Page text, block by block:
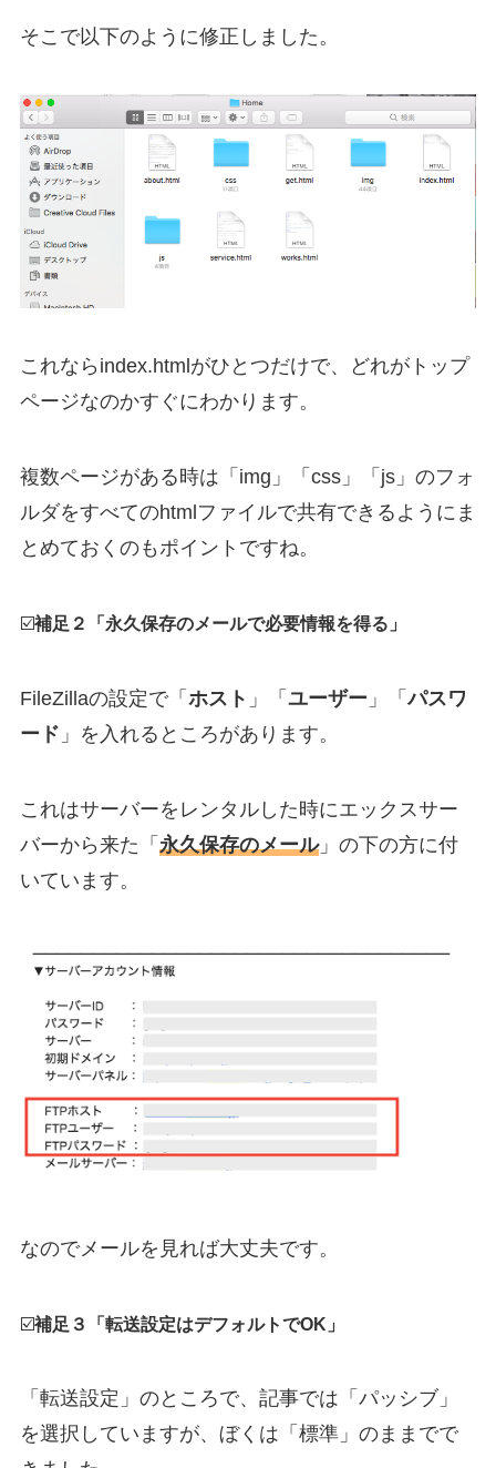
そこで以下のように修正しました。
これならindex.htmlがひとつだけで、どれがトップ
ページなのかすぐにわかります。
複数ページがある時は「img」「css」「js」のフォ
ルダをすべてのhtmlファイルで共有できるようにま
とめておくのもポイントですね。
☑️補足２「永久保存のメールで必要情報を得る」
FileZillaの設定で「 ホスト 」「 ユーザー 」「パスワ
ード 」を入れるところがあります。
これはサーバーをレンタルした時にエックスサー
バーから来た「 永久保存のメール」の下の方に付
いています。
なのでメールを見れば大丈夫です。
☑️補足３「転送設定はデフォルトでOK」
「転送設定」のところで、記事では「パッシブ」
を選択していますが、ぼくは「標準」のままでで